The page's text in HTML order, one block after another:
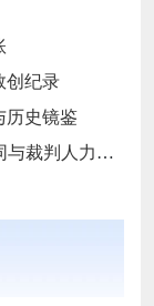
创纪录
历史镜鉴
2026世界杯跨洲VAR调度体系：时区协同与裁判人力配置优化策略